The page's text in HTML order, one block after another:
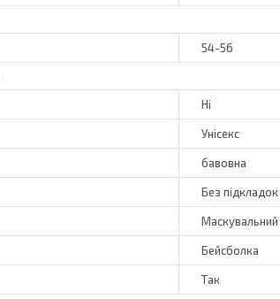
54-56
Ні
Унісекс
бавовна
Без підкладок
Маскувальний
Бейсболка
Так